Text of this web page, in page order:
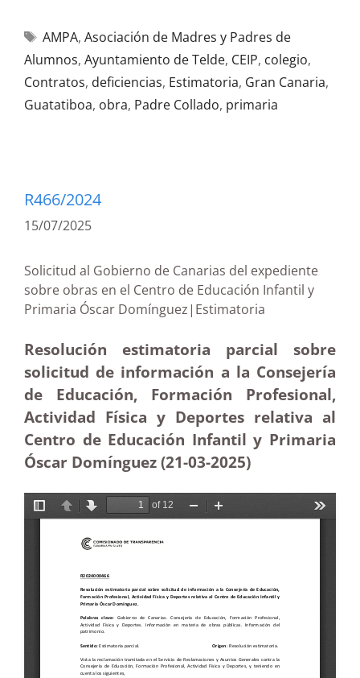
AMPA, Asociación de Madres y Padres de
Alumnos, Ayuntamiento de Telde, CEIP, colegio,
Contratos, deficiencias, Estimatoria, Gran Canaria,
Guatatiboa, obra, Padre Collado, primaria
R466/2024
15/07/2025
Solicitud al Gobierno de Canarias del expediente
sobre obras en el Centro de Educación Infantil y
Primaria Óscar Domínguez|Estimatoria
Resolución estimatoria parcial sobre
solicitud de información a la Consejería
de Educación, Formación Profesional,
Actividad Física y Deportes relativa al
Centro de Educación Infantil y Primaria
Óscar Domínguez (21-03-2025)